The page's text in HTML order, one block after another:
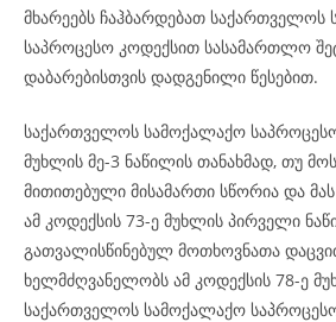
მხარეებს ჩაჰბარდებათ საქართველოს
საპროცესო კოდექსით სასამართლო
დაბარებისთვის დადგენილი წესებით.
საქართველოს სამოქალაქო
მუხლის მე-3 ნაწილის თანახმად, თუ
მითითებული მისამართი სწორია და
ამ კოდექსის 73-ე მუხლის პირველი
გათვალისწინებულ მოთხოვნათა
ხელმძღვანელობს ამ კოდექსის 78-ე
საქართველოს სამოქალაქო